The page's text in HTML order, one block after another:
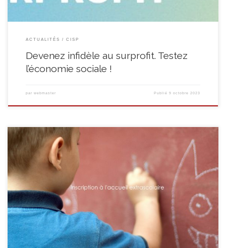
ACTUALITÉS CISP
Devenez infidèle au surprofit. Testez
l’économie sociale !
par webmaster Publié9 octobre 2023
Inscription à l’accueil extrascolaire dans les écoles communales de
Casteau, Chaussée, Neufvilles et Thieusies La technologie au service d’un
accueil de qualité ! Afin de garantir une communication efficace entre vous
(parents) et nous opérateur extrascolaire, il est important que les données
renseignées dans le formulaire soient exactes. Quelles utilités […]